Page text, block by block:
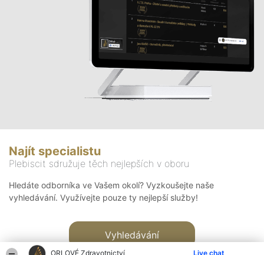
ORLOVÉ Zdravotnictví Live chat
Najít specialistu
Plebiscit sdružuje těch nejlepších v oboru
Hledáte odborníka ve Vašem okolí? Vyzkoušejte naše
vyhledávání. Využívejte pouze ty nejlepší služby!
Vyhledávání